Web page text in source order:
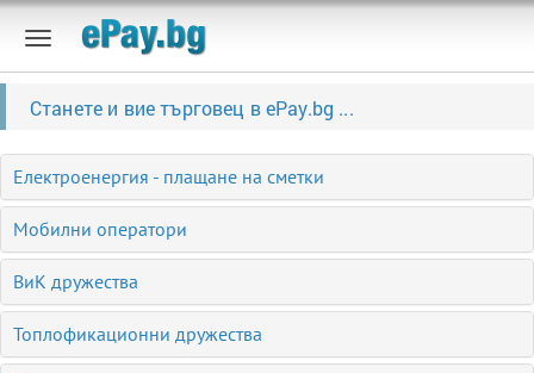
Станете и вие търговец в ePay.bg ...
Електроенергия - плащане на сметки
Мобилни оператори
ВиК дружества
Топлофикационни дружества